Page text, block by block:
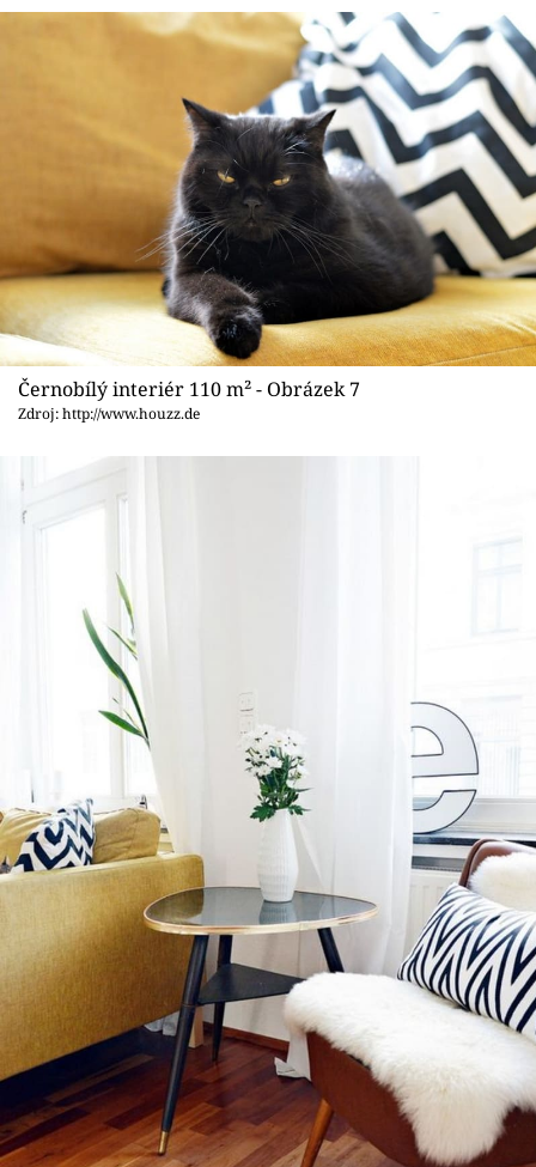
Černobílý interiér 110 m² - Obrázek 7
Zdroj: http://www.houzz.de